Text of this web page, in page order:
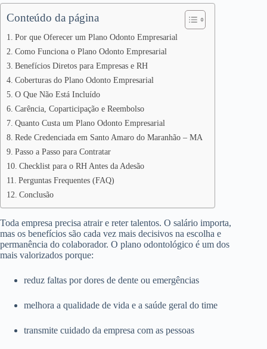
Conteúdo da página
Por que Oferecer um Plano Odonto Empresarial
Como Funciona o Plano Odonto Empresarial
Benefícios Diretos para Empresas e RH
Coberturas do Plano Odonto Empresarial
O Que Não Está Incluído
Carência, Coparticipação e Reembolso
Quanto Custa um Plano Odonto Empresarial
Rede Credenciada em Santo Amaro do Maranhão – MA
Passo a Passo para Contratar
Checklist para o RH Antes da Adesão
Perguntas Frequentes (FAQ)
Conclusão
Toda empresa precisa atrair e reter talentos. O salário importa,
mas os benefícios são cada vez mais decisivos na escolha e
permanência do colaborador. O plano odontológico é um dos
mais valorizados porque:
reduz faltas por dores de dente ou emergências
melhora a qualidade de vida e a saúde geral do time
transmite cuidado da empresa com as pessoas